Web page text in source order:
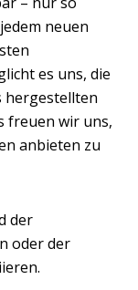
neuen
es uns, die
hergestellten
freuen wir uns,
anbieten zu
der
oder der